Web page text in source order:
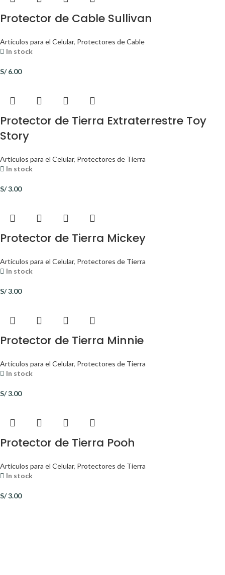
Protector de Cable Sullivan
Artículos para el Celular, Protectores de Cable
In stock
S/6.00
Protector de Tierra Extraterrestre Toy
Story
Artículos para el Celular, Protectores de Tierra
In stock
S/3.00
Protector de Tierra Mickey
Artículos para el Celular, Protectores de Tierra
In stock
S/3.00
Protector de Tierra Minnie
Artículos para el Celular, Protectores de Tierra
In stock
S/3.00
Protector de Tierra Pooh
Artículos para el Celular, Protectores de Tierra
In stock
S/3.00